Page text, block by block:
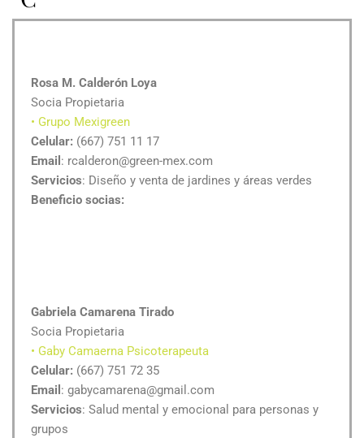
Rosa M. Calderón Loya
Socia Propietaria
• Grupo Mexigreen
Celular: (667) 751 11 17
Email : rcalderon@green-mex.com
Servicios: Diseño y venta de jardines y áreas verdes
Beneficio socias:
Gabriela Camarena Tirado
Socia Propietaria
• Gaby Camaerna Psicoterapeuta
Celular: (667) 751 72 35
Email : gabycamarena@gmail.com
Servicios: Salud mental y emocional para personas y
grupos